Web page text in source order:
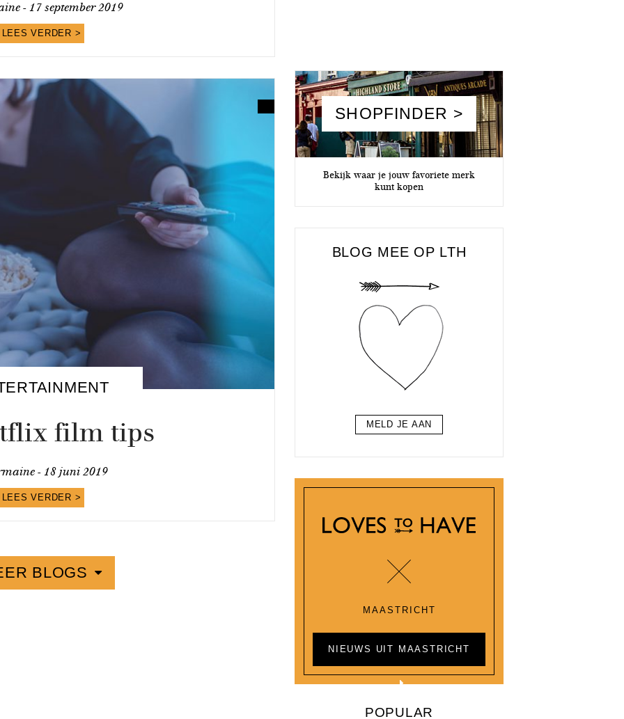
- 17 september 2019
LEES VERDER >
film tips
- 18 juni 2019
LEES VERDER >
BLOGS
SHOPFINDER >
Bekijk waar je jouw favoriete merk
kunt kopen
BLOG MEE OP LTH
MELD JE AAN
MAASTRICHT
NIEUWS UIT MAASTRICHT
POPULAR